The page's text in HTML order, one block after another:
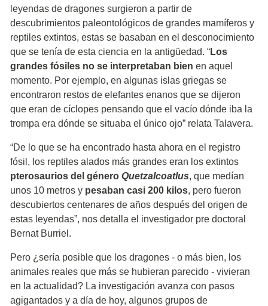
leyendas de dragones surgieron a partir de
descubrimientos paleontológicos de grandes mamíferos y
reptiles extintos, estas se basaban en el desconocimiento
que se tenía de esta ciencia en la antigüedad. “Los
grandes fósiles no se interpretaban bien en aquel
momento. Por ejemplo, en algunas islas griegas se
encontraron restos de elefantes enanos que se dijeron
que eran de cíclopes pensando que el vacío dónde iba la
trompa era dónde se situaba el único ojo” relata Talavera.
“De lo que se ha encontrado hasta ahora en el registro
fósil, los reptiles alados más grandes eran los extintos
pterosaurios del género Quetzalcoatlus, que medían
unos 10 metros y pesaban casi 200 kilos, pero fueron
descubiertos centenares de años después del origen de
estas leyendas”, nos detalla el investigador pre doctoral
Bernat Burriel.
Pero ¿sería posible que los dragones - o más bien, los
animales reales que más se hubieran parecido - vivieran
en la actualidad? La investigación avanza con pasos
agigantados y a día de hoy, algunos grupos de